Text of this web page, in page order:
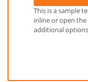
This is a sample
inline or open
additional